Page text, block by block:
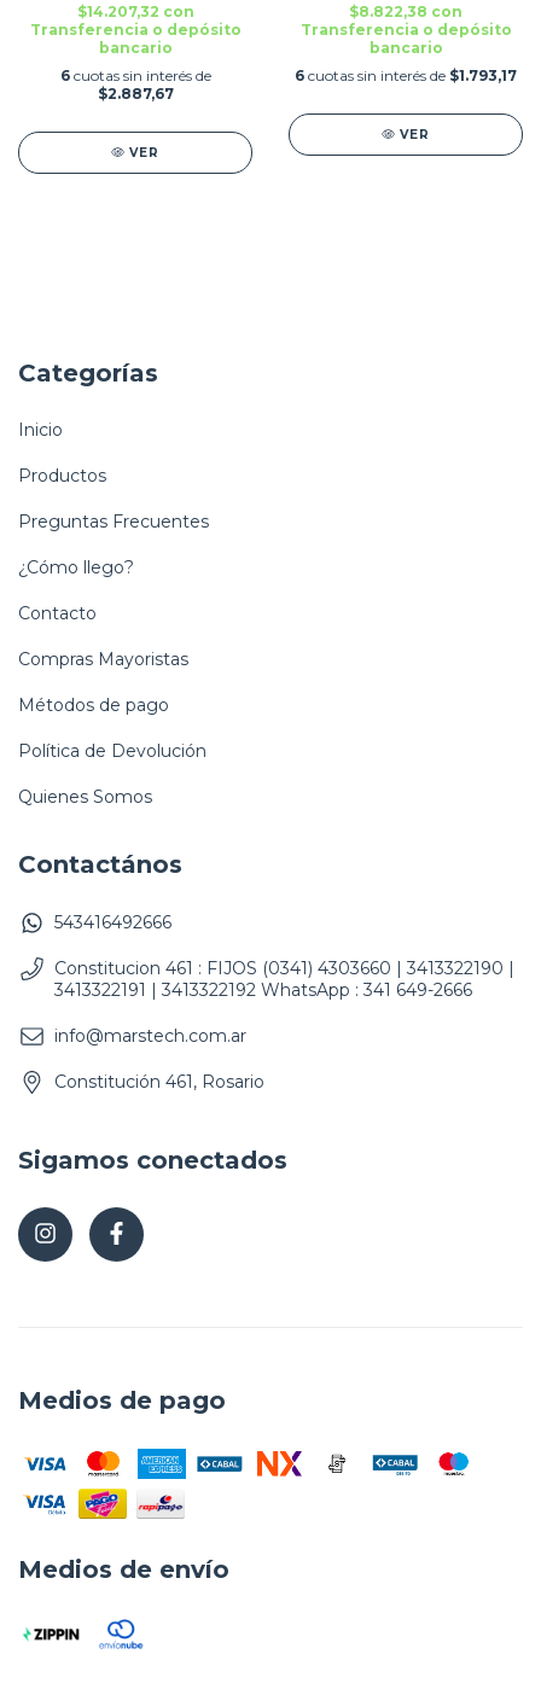
$14.207,32 con
Transferencia o depósito
bancario
6 cuotas sin interés de
$2.887,67
VER
$8.822,38 con
Transferencia o depósito
bancario
6 cuotas sin interés de $1.793,17
VER
Categorías
Inicio
Productos
Preguntas Frecuentes
¿Cómo llego?
Contacto
Compras Mayoristas
Métodos de pago
Política de Devolución
Quienes Somos
Contactános
543416492666
Constitucion 461 : FIJOS (0341) 4303660 | 3413322190 |
3413322191 | 3413322192 WhatsApp : 341 649-2666
info@marstech.com.ar
Constitución 461, Rosario
Sigamos conectados
Medios de pago
Medios de envío